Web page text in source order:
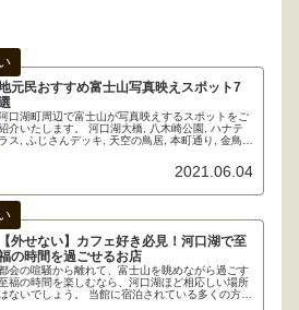
元民おすすめ富士山写真映えスポット7
口湖町周辺で富士山が写真映えするスポットをご
介いたします。 河口湖大橋, 八木崎公園, ハナテ
ラス, ふじさんデッキ, 天空の鳥居, 本町通り, 金鳥居
2021.06.04
【外せない】カフェ好き必見！河口湖で至
の時間を過ごせるお店
会の喧騒から離れて、富士山を眺めながら過ごす
福の時間を楽しむなら、河口湖ほど相応しい場所
ないでしょう。 当館に宿泊されている多くの方も